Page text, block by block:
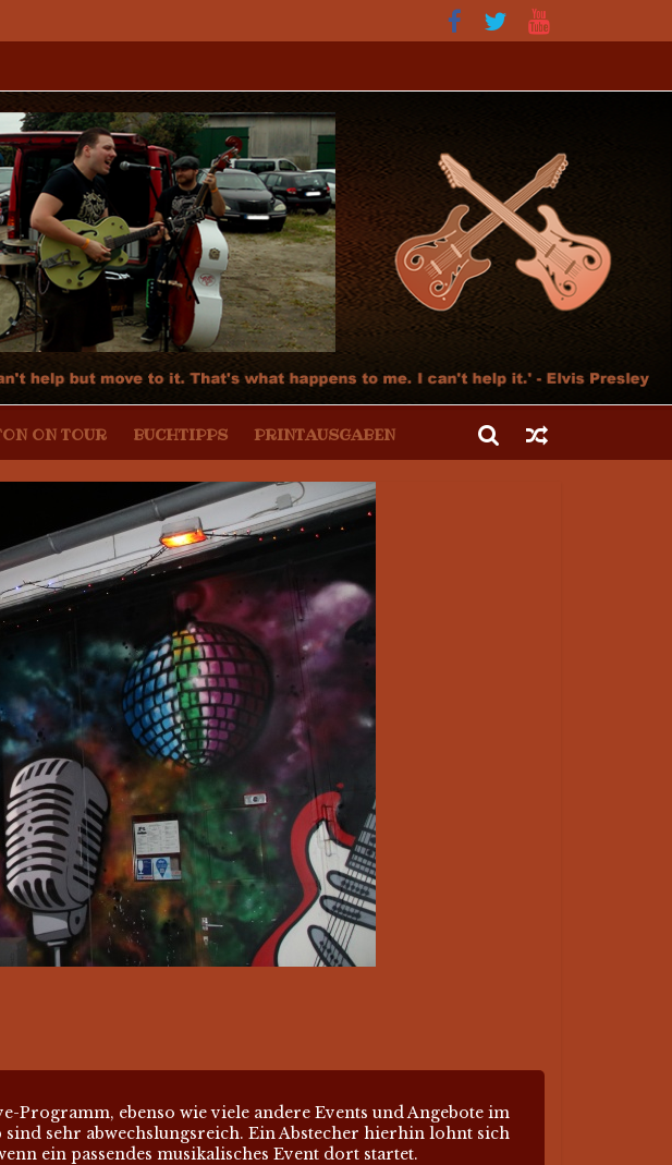
Rockabilly, Kustom Kultur und der Hot Rod Szene
ON TOUR BUCHTIPPS PRINTAUSGABEN
Programm, ebenso wie viele andere Events und Angebote im
sind sehr abwechslungsreich. Ein Abstecher hierhin lohnt sich
ein passendes musikalisches Event dort startet.